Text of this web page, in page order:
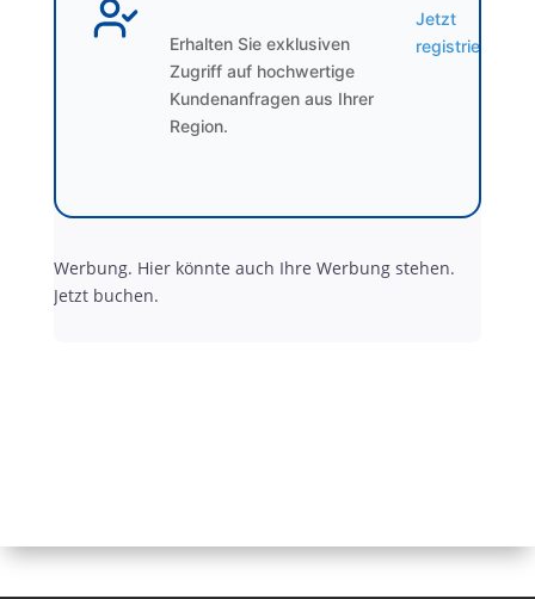
Erhalten Sie exklusiven
Zugriff auf hochwertige
Kundenanfragen aus Ihrer
Region.
Jetzt
registrieren
Werbung. Hier könnte auch Ihre Werbung stehen.
Jetzt buchen.